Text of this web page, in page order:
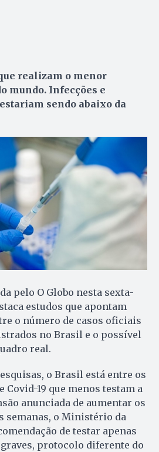
realizam o menor
mundo. Infecções e
sendo abaixo da
pelo O Globo nesta sexta-
estudos que apontam
o número de casos oficiais
no Brasil e o possível
real.
o Brasil está entre os
Covid-19 que menos testam a
anunciada de aumentar os
semanas, o Ministério da
de testar apenas
protocolo diferente do